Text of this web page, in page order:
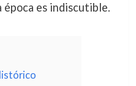
es indiscutible.